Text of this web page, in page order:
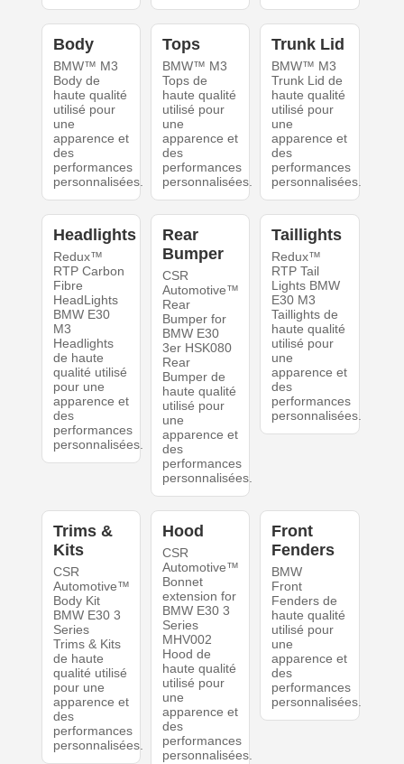
Body
BMW™ M3
Body de
haute qualité
utilisé pour
une
apparence et
des
performances
personnalisées.
Tops
BMW™ M3
Tops de
haute qualité
utilisé pour
une
apparence et
des
performances
personnalisées.
Trunk Lid
BMW™ M3
Trunk Lid de
haute qualité
utilisé pour
une
apparence et
des
performances
personnalisées.
Headlights
Redux™
RTP Carbon
Fibre
HeadLights
BMW E30
M3
Headlights
de haute
qualité utilisé
pour une
apparence et
des
performances
personnalisées.
Rear
Bumper
CSR
Automotive™
Rear
Bumper for
BMW E30
3er HSK080
Rear
Bumper de
haute qualité
utilisé pour
une
apparence et
des
performances
personnalisées.
Taillights
Redux™
RTP Tail
Lights BMW
E30 M3
Taillights de
haute qualité
utilisé pour
une
apparence et
des
performances
personnalisées.
Trims &
Kits
CSR
Automotive™
Body Kit
BMW E30 3
Series
Trims & Kits
de haute
qualité utilisé
pour une
apparence et
des
performances
personnalisées.
Hood
CSR
Automotive™
Bonnet
extension for
BMW E30 3
Series
MHV002
Hood de
haute qualité
utilisé pour
une
apparence et
des
performances
personnalisées.
Front
Fenders
BMW
Front
Fenders de
haute qualité
utilisé pour
une
apparence et
des
performances
personnalisées.